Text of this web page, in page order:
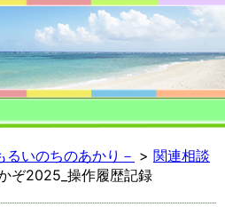
るいのちのあかり－ > 関連相談
ぞ2025_操作履歴記録